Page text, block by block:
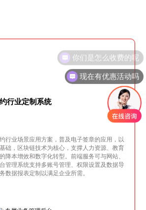
行业定制系统
行业场景应用方案，普及电子签章的应用，以
础，区块链技术为核心，支撑人力资源、教育
降本增效和数字化转型。前端服务可与网站、
管理系统支持多账号管理、权限设置及数据导
数据报表定制以满足企业所需。
现在有优惠活动吗